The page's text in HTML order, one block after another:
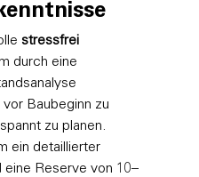
stressfrei
durch eine
Baubeginn zu
zu planen.
ein detaillierter
eine Reserve von 10–